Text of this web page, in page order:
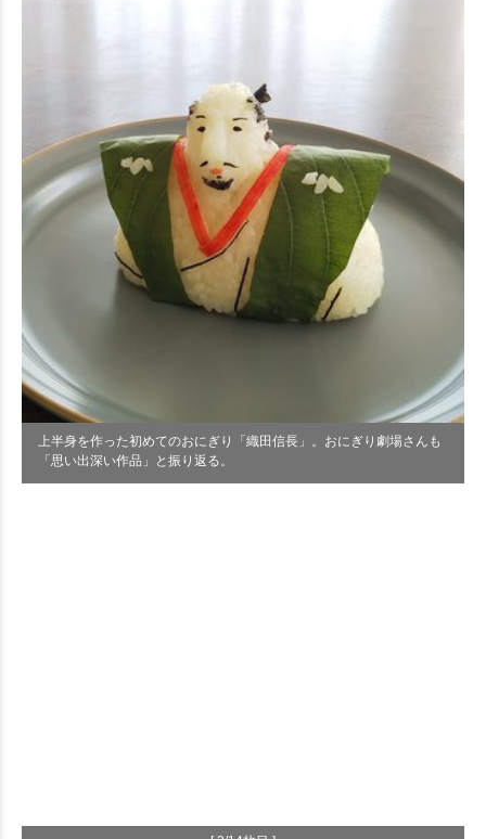
上半身を作った初めてのおにぎり「織田信長」。おにぎり劇場さんも
「思い出深い作品」と振り返る。